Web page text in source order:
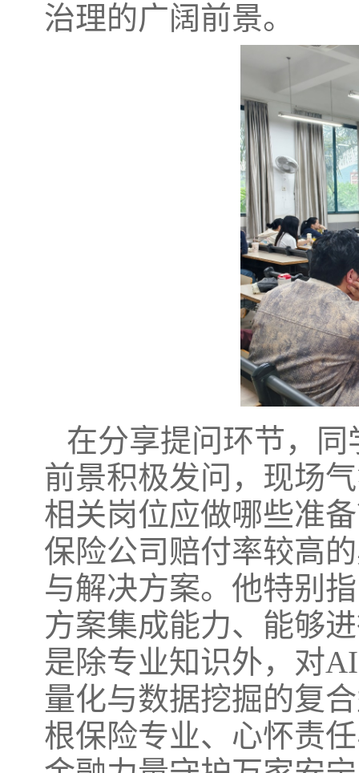
治理的广阔前景。
在分享提问环节，
前景积极发问，现场
相关岗位应做哪些准
保险公司赔付率较高
与解决方案。他特别
方案集成能力、能够
是除专业知识外，对
量化与数据挖掘的复
根保险专业、心怀责